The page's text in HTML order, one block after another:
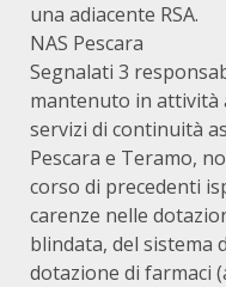
una adiacente RSA.
NAS Pescara
Segnalati 3
mantenuto in attività
servizi di continuità
Pescara e Teramo,
corso di precedenti
carenze nelle
blindata, del sistema
dotazione di farmaci